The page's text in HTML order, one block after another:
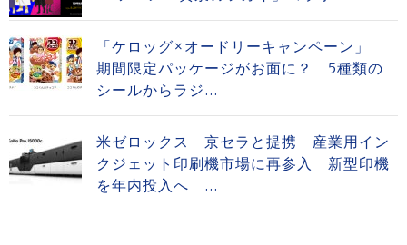
「ケロッグ×オードリーキャンペーン」
期間限定パッケージがお面に？ 5種類の
シールからラジ...
米ゼロックス 京セラと提携 産業用イン
クジェット印刷機市場に再参入 新型印機
を年内投入へ ...